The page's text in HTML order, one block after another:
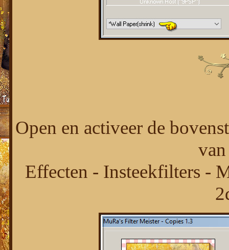
Open en activeer de
Effecten - Insteekfilters -